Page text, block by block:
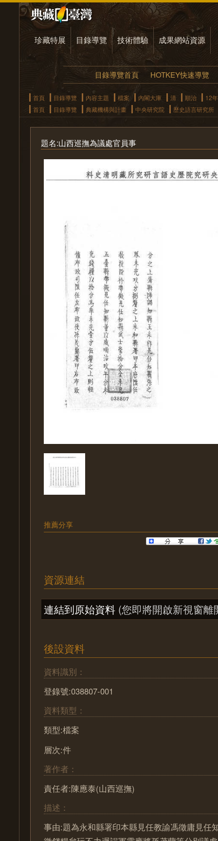
珍藏特展 目錄導覽 技術體驗 成果網站資源
目錄導覽首頁 HOTKEY快速導覽
首頁 目錄導覽 內容主題 檔案 內閣大庫 清 順治
12年
首頁
目錄導覽 典藏機構與計畫 中央研究院 歷史語言研究所
題名:山西巡撫為議處官員事
推薦分享
資源連結
連結到原始資料 (您即將開啟新視窗離
後設資料
資料識別：
登錄號:038807-001
資料類型：
類型:檔案
層次:件
著作者：
責任者:陳應泰(山西巡撫)
描述：
事由:題為永和縣署印本縣見任教諭馮徵庸見任